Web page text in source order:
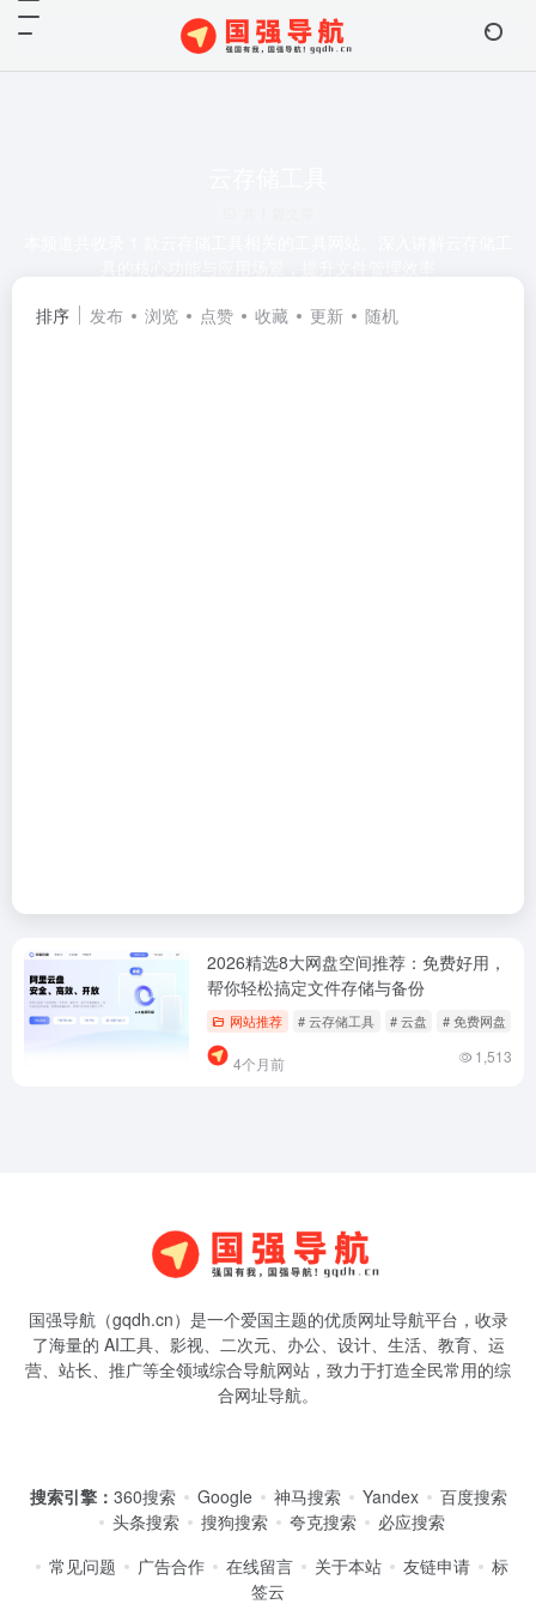
排序
发布 浏览 点赞 收藏 更新 随机
2026精选8大网盘空间推荐：免费好用，
帮你轻松搞定文件存储与备份
网站推荐 # 云存储工具 # 云盘 # 免费网盘
4个月前 1,513
国强导航（gqdh.cn）是一个爱国主题的优质网址导航平台，收录
了海量的 AI工具、影视、二次元、办公、设计、生活、教育、运
营、站长、推广等全领域综合导航网站，致力于打造全民常用的综
合网址导航。
搜索引擎： 360搜索 Google 神马搜索 Yandex
百度搜索
头条搜索
搜狗搜索 夸克搜索
必应搜索
常见问题
广告合作 在线留言 关于本站 友链申请
标
签云